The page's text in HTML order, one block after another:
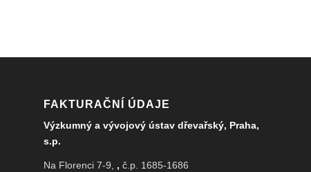
FAKTURAČNÍ ÚDAJE
Výzkumný a vývojový ústav dřevařský, Praha,
s.p.
Na Florenci 7-9, , č.p. 1685-1686